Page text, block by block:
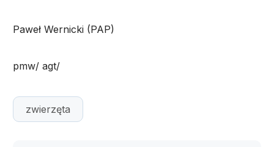
Paweł Wernicki (PAP)
pmw/ agt/
zwierzęta